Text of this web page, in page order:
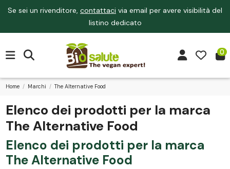
Se sei un rivenditore, contattaci via email per avere visibilità del
listino dedicato
0
Home Marchi The Alternative Food
Elenco dei prodotti per la marca
The Alternative Food
Elenco dei prodotti per la marca
The Alternative Food